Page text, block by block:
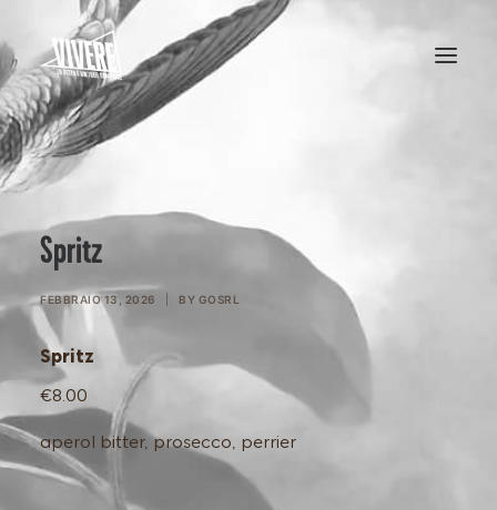
HOME
MENU
Spritz
FEBBRAIO 13, 2026 BY GOSRL
Spritz
€8.00
aperol bitter, prosecco, perrier